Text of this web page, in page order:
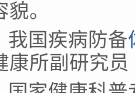
。
国疾病防备
康所副研究